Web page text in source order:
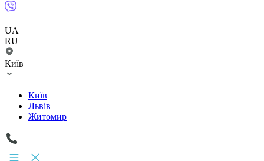
UA
RU
Київ
Київ
Львів
Житомир